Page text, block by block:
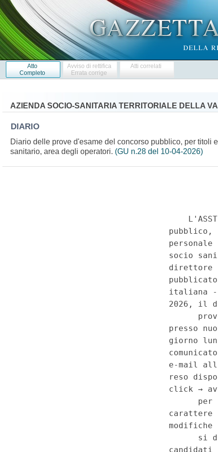
Atto
Completo
Avviso di rettifica
Errata corrige
Atti correlati
AZIENDA SOCIO-SANITARIA TERRITORIALE DELLA
DIARIO
Diario delle prove d'esame del concorso pubblico, per titoli
sanitario, area degli operatori. (GU n.28 del 10-04-2026)